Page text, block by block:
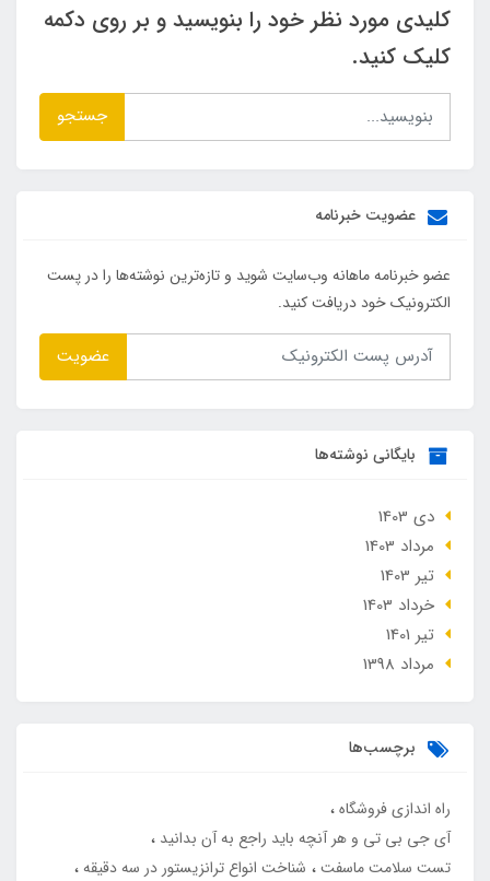
کلیدی مورد نظر خود را بنویسید و بر روی دکمه
کلیک کنید.
جستجو
عضویت خبرنامه
عضو خبرنامه ماهانه وب‌سایت شوید و تازه‌ترین نوشته‌ها را در پست
الکترونیک خود دریافت کنید.
عضویت
بایگانی نوشته‌ها
دی 1403
مرداد 1403
تير 1403
خرداد 1403
تير 1401
مرداد 1398
برچسب‌ها
راه اندازی فروشگاه
آی جی بی تی و هر آنچه باید راجع به آن بدانید
تست سلامت ماسفت
شناخت انواع ترانزیستور در سه دقیقه